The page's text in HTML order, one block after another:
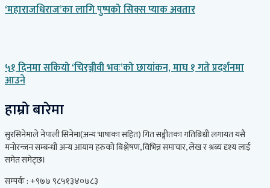
‘महाराजधिराज’का लागि पुष्पको सिक्स प्याक अवतार
५१ दिनमा सकियो ‘चिरञ्जीवी भवः’को छायांकन, माघ १ गते प्रदर्शनमा
आउने
हाम्रो बारेमा
सुरसिनेमाले नेपाली सिनेमा(अन्य भाषाका सहित) गित सङ्गीतका गतिबिधी लगायत यसै
मनोरन्जन सम्बन्धी अन्य आयाम हरुको बिश्लेषण, विभिन्न समाचार, लेख र श्रब्य दृश्य लाई
समेत समेट्छ।
सम्पर्क : +९७७ ९८५१३४०७८३